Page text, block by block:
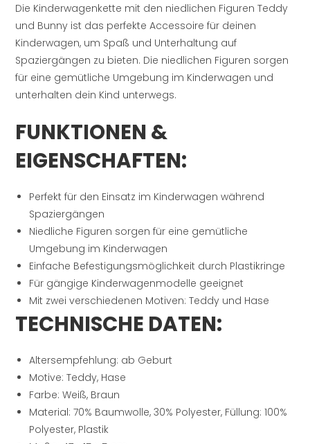
Die Kinderwagenkette mit den niedlichen Figuren Teddy
und Bunny ist das perfekte Accessoire für deinen
Kinderwagen, um Spaß und Unterhaltung auf
Spaziergängen zu bieten. Die niedlichen Figuren sorgen
für eine gemütliche Umgebung im Kinderwagen und
unterhalten dein Kind unterwegs.
FUNKTIONEN &
EIGENSCHAFTEN:
Perfekt für den Einsatz im Kinderwagen während
Spaziergängen
Niedliche Figuren sorgen für eine gemütliche
Umgebung im Kinderwagen
Einfache Befestigungsmöglichkeit durch Plastikringe
Für gängige Kinderwagenmodelle geeignet
Mit zwei verschiedenen Motiven: Teddy und Hase
TECHNISCHE DATEN:
Altersempfehlung: ab Geburt
Motive: Teddy, Hase
Farbe: Weiß, Braun
Material: 70% Baumwolle, 30% Polyester, Füllung: 100%
Polyester, Plastik